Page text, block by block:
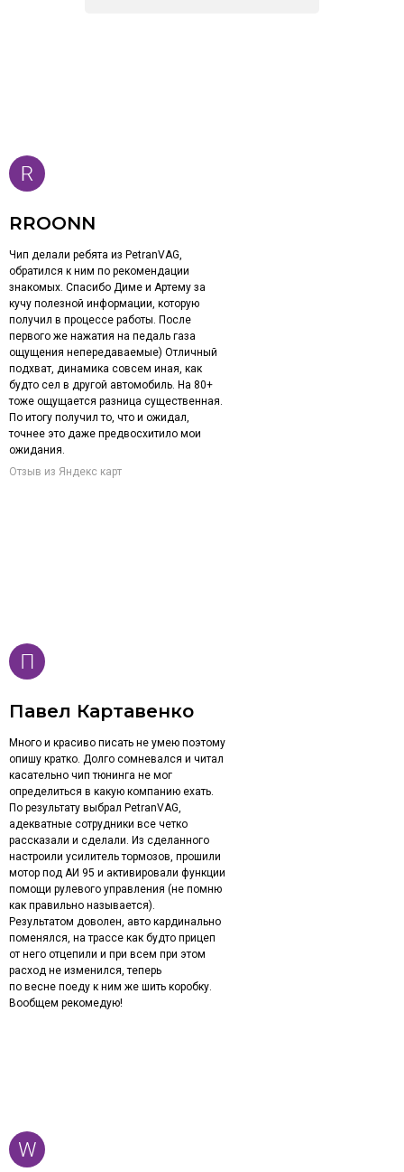
Чип делали ребята из PetranVAG,
обратился к ним по рекомендации
знакомых. Спасибо Диме и Артему за
кучу полезной информации, которую
получил в процессе работы. После
первого же нажатия на педаль газа
ощущения непередаваемые) Отличный
подхват, динамика совсем иная, как
будто сел в другой автомобиль. На 80+
тоже ощущается разница существенная.
По итогу получил то, что и ожидал,
точнее это даже предвосхитило мои
ожидания.
Отзыв из Яндекс карт
RROONN
Много и красиво писать не умею поэтому
опишу кратко. Долго сомневался и читал
касательно чип тюнинга не мог
определиться в какую компанию ехать.
По результату выбрал PetranVAG,
адекватные сотрудники все четко
рассказали и сделали. Из сделанного
настроили усилитель тормозов, прошили
мотор под АИ 95 и активировали функции
помощи рулевого управления (не помню
как правильно называется).
Результатом доволен, авто кардинально
поменялся, на трассе как будто прицеп
от него отцепили и при всем при этом
расход не изменился, теперь
по весне поеду к ним же шить коробку.
Вообщем рекомедую!
Павел Картавенко